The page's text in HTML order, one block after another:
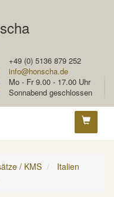
+49 (0) 5136 879 252
info@honscha.de
Mo - Fr 9.00 - 17.00 Uhr
Sonnabend geschlossen
/ KMS
Italien